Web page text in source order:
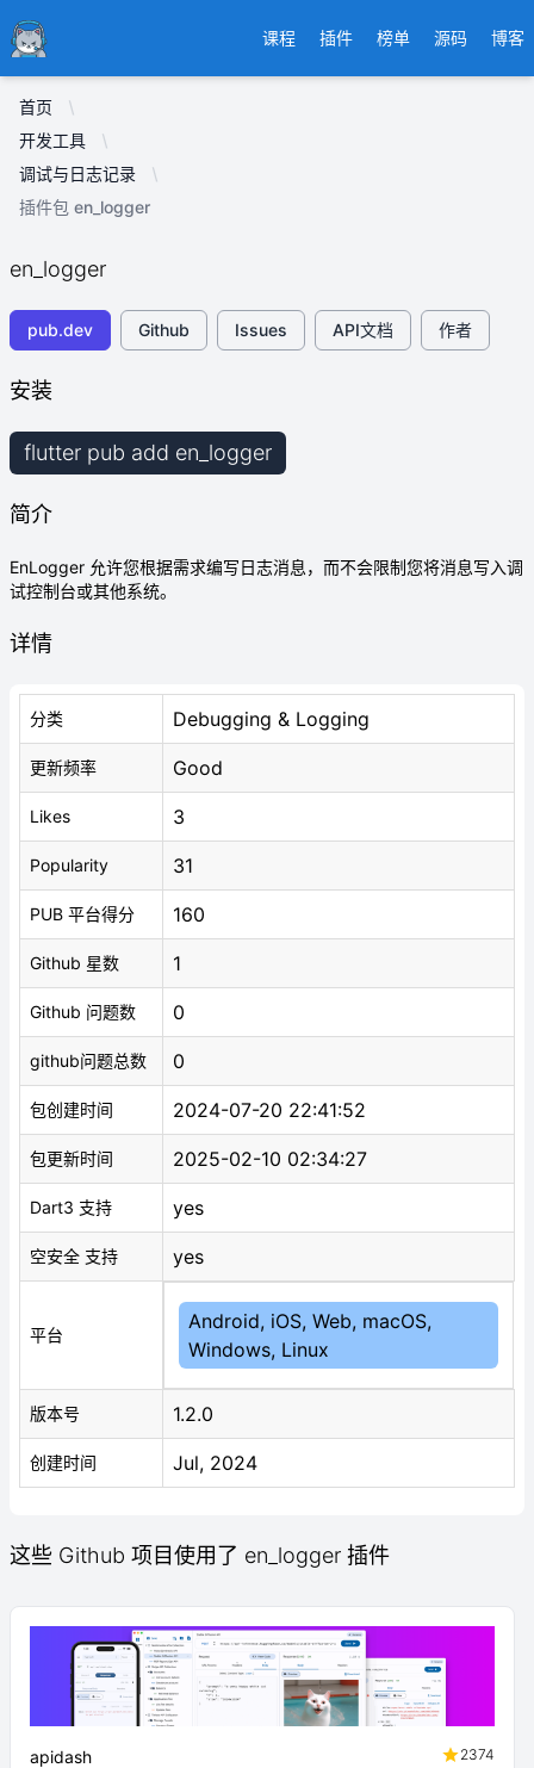
Ducafecat 课程 插件 榜单 源码 博客
首页
开发工具
调试与日志记录
插件包 en_logger
en_logger
pub.dev Github Issues API文档 作者
安装
flutter pub add en_logger
简介
EnLogger 允许您根据需求编写日志消息，而不会限制您将消息写入调
试控制台或其他系统。
详情
分类 Debugging & Logging
更新频率 Good
Likes 3
Popularity 31
PUB 平台得分 160
Github 星数 1
Github 问题数 0
github问题总数 0
包创建时间 2024-07-20 22:41:52
包更新时间 2025-02-10 02:34:27
Dart3 支持 yes
空安全 支持 yes
平台
Android, iOS, Web, macOS,
Windows, Linux
版本号 1.2.0
创建时间 Jul, 2024
这些 Github 项目使用了 en_logger 插件
apidash
2374